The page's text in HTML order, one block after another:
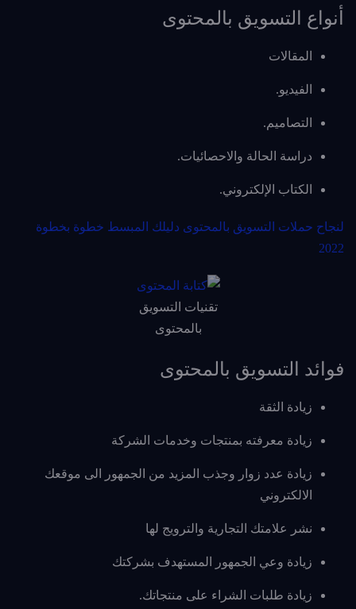
أنواع التسويق بالمحتوى
المقالات
الفيديو.
التصاميم.
دراسة الحالة والاحصائيات.
الكتاب الإلكتروني.
لنجاح حملات التسويق بالمحتوى دليلك المبسط خطوة بخطوة
2022
تقنيات التسويق
بالمحتوى
فوائد التسويق بالمحتوى
زيادة الثقة
زيادة معرفته بمنتجات وخدمات الشركة
زيادة عدد زوار وجذب المزيد من الجمهور الى موقعك
الالكتروني
نشر علامتك التجارية والترويج لها
زيادة وعي الجمهور المستهدف بشركتك
زيادة طلبات الشراء على منتجاتك.